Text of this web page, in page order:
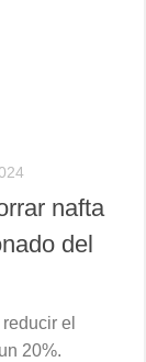
nafta
del
el
20%.